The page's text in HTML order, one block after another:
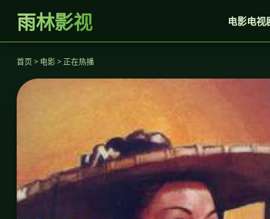
雨林影视 电影电视
首页 > 电影 > 正在热播